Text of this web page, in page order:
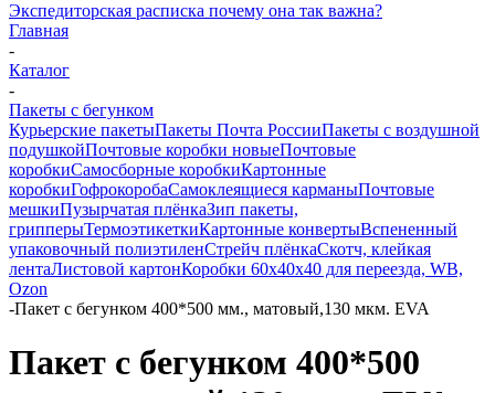
Экспедиторская расписка почему она так важна?
Главная
-
Каталог
-
Пакеты с бегунком
Курьерские пакетыПакеты Почта РоссииПакеты с воздушной
подушкойПочтовые коробки новыеПочтовые
коробкиСамосборные коробкиКартонные
коробкиГофрокоробаСамоклеящиеся карманыПочтовые
мешкиПузырчатая плёнкаЗип пакеты,
грипперыТермоэтикеткиКартонные конвертыВспененный
упаковочный полиэтиленСтрейч плёнкаСкотч, клейкая
лентаЛистовой картонКоробки 60х40х40 для переезда, WB,
Ozon
-Пакет с бегунком 400*500 мм., матовый,130 мкм. EVA
Пакет с бегунком 400*500